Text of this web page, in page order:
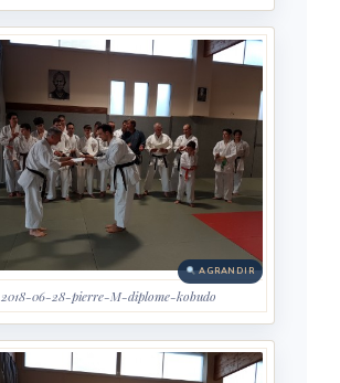
AGRANDIR
2018-06-28-pierre-M-diplome-kobudo